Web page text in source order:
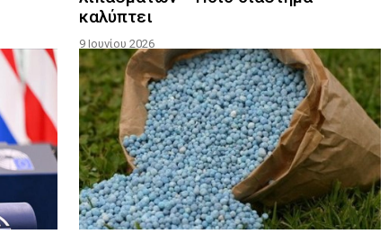
καλύπτει
9 Ιουνίου 2026